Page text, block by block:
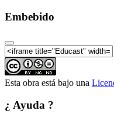
Embebido
Esta obra está bajo una
¿ Ayuda ?